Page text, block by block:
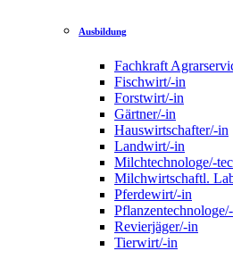
Ausbildung
Fachkraft
Fischwirt/-in
Forstwirt/-in
Gärtner/-in
Hauswirtschafter/-in
Landwirt/-in
Milchtechnologe/-
Milchwirtschaftl.
Pferdewirt/-in
Revierjäger/-in
Tierwirt/-in